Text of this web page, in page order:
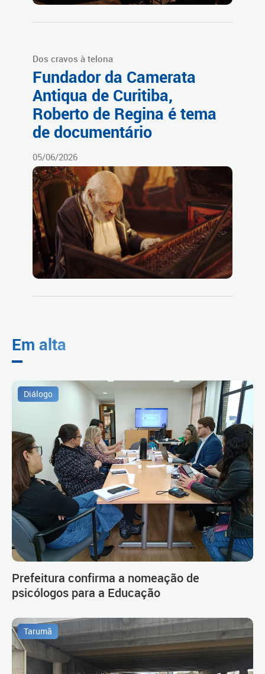
Dos cravos à telona
Fundador da Camerata
Antiqua de Curitiba,
Roberto de Regina é tema
de documentário
05/06/2026
Em alta
Diálogo
Prefeitura confirma a nomeação de
psicólogos para a Educação
Tarumã